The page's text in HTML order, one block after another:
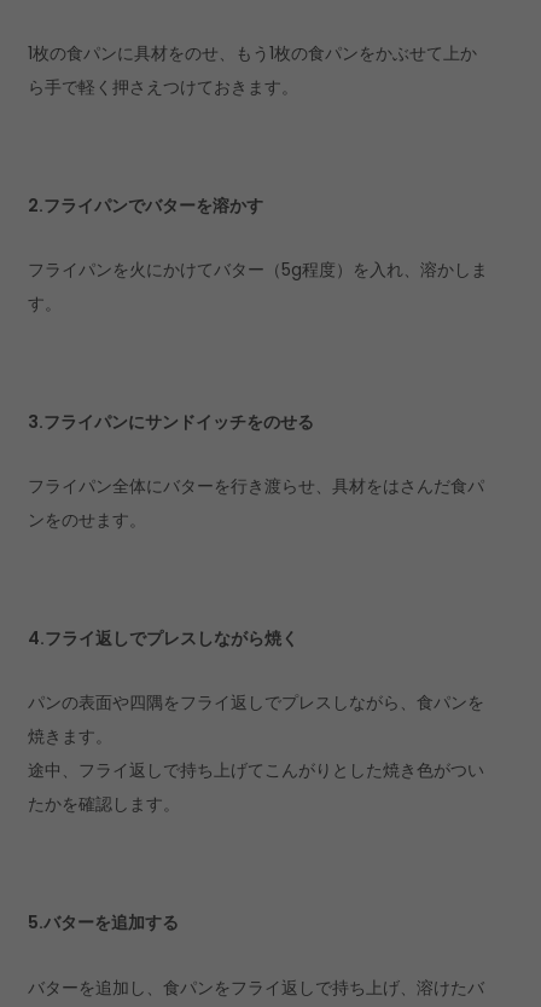
1枚の食パンに具材をのせ、もう1枚の食パンをかぶせて上か
ら手で軽く押さえつけておきます。
2.フライパンでバターを溶かす
フライパンを火にかけてバター（5g程度）を入れ、溶かしま
す。
3.フライパンにサンドイッチをのせる
フライパン全体にバターを行き渡らせ、具材をはさんだ食パ
ンをのせます。
4.フライ返しでプレスしながら焼く
パンの表面や四隅をフライ返しでプレスしながら、食パンを
焼きます。
途中、フライ返しで持ち上げてこんがりとした焼き色がつい
たかを確認します。
5.バターを追加する
バターを追加し、食パンをフライ返しで持ち上げ、溶けたバ